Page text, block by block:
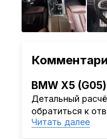
BMW X5
Детальный
обратиться к
Наша компания
Читать далее